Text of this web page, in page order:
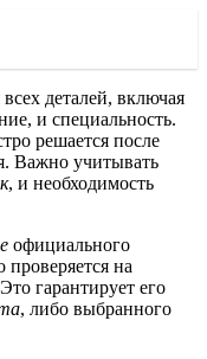
деталей, включая
и специальность.
решается после
Важно учитывать
, и необходимость
официального
проверяется на
гарантирует его
, либо выбранного